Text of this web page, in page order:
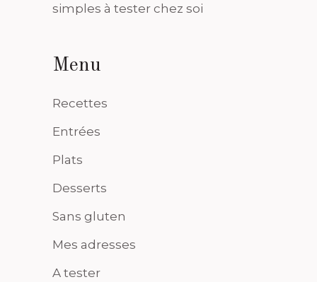
simples à tester chez soi
Menu
Recettes
Entrées
Plats
Desserts
Sans gluten
Mes adresses
A tester